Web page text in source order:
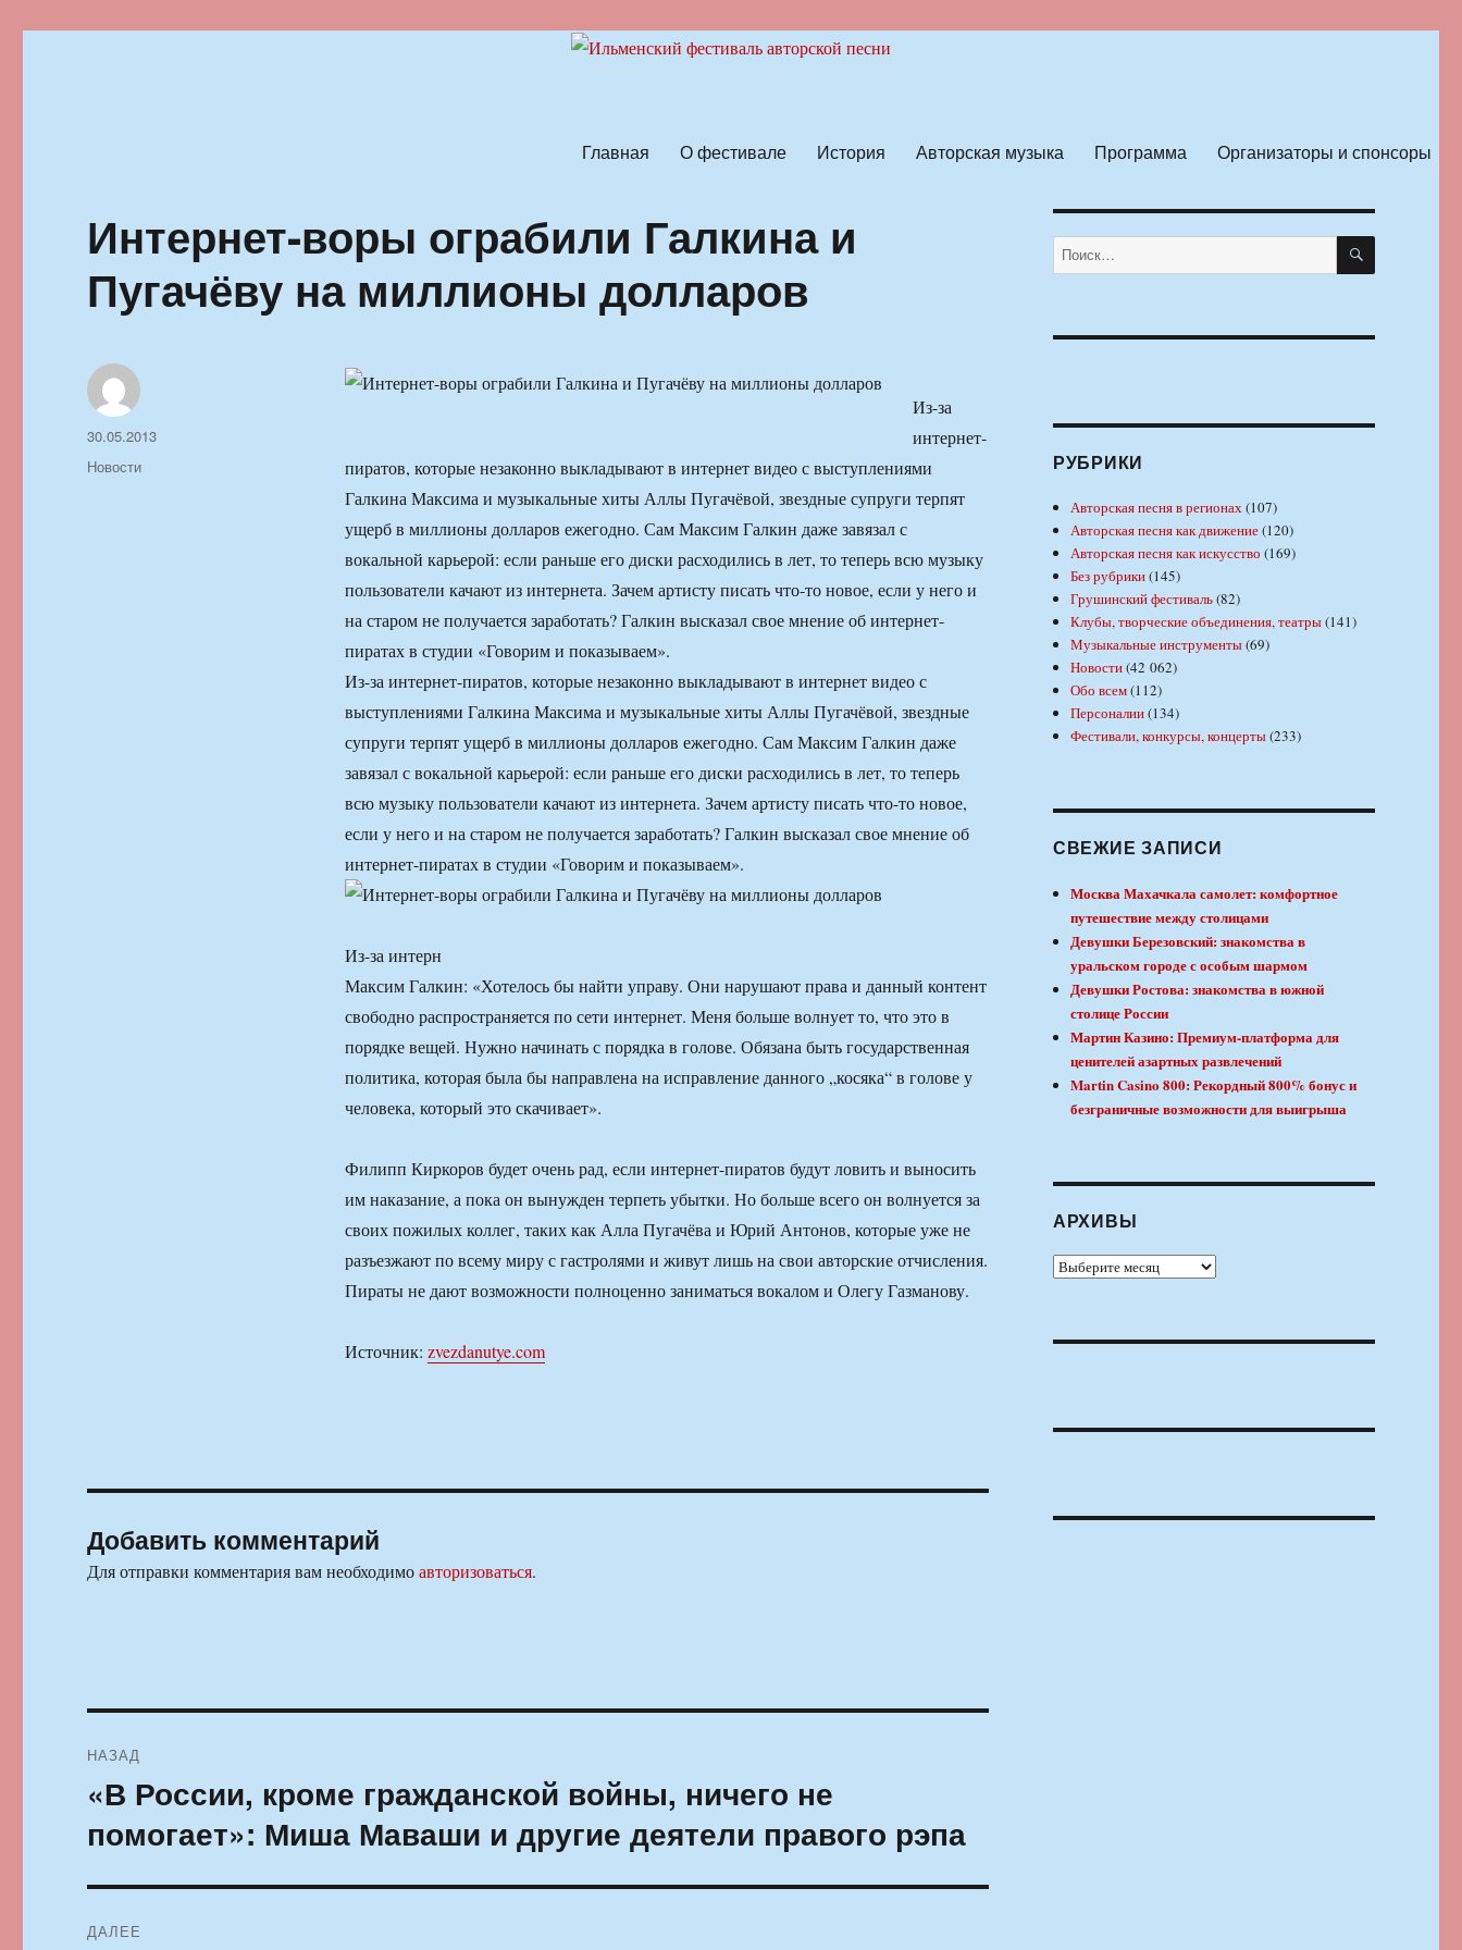
Главная О фестивале История Авторская музыка Программа Организаторы и спонсоры
Интернет-воры ограбили Галкина и
Пугачёву на миллионы долларов
Из-за
интернет-
пиратов, которые незаконно выкладывают в интернет видео с выступлениями
Галкина Максима и музыкальные хиты Аллы Пугачёвой, звездные супруги терпят
ущерб в миллионы долларов ежегодно. Сам Максим Галкин даже завязал с
вокальной карьерой: если раньше его диски расходились в лет, то теперь всю музыку
пользователи качают из интернета. Зачем артисту писать что-то новое, если у него и
на старом не получается заработать? Галкин высказал свое мнение об интернет-
пиратах в студии «Говорим и показываем».
Из-за интернет-пиратов, которые незаконно выкладывают в интернет видео с
выступлениями Галкина Максима и музыкальные хиты Аллы Пугачёвой, звездные
супруги терпят ущерб в миллионы долларов ежегодно. Сам Максим Галкин даже
завязал с вокальной карьерой: если раньше его диски расходились в лет, то теперь
всю музыку пользователи качают из интернета. Зачем артисту писать что-то новое,
если у него и на старом не получается заработать? Галкин высказал свое мнение об
интернет-пиратах в студии «Говорим и показываем».
Из-за интерн
Максим Галкин: «Хотелось бы найти управу. Они нарушают права и данный контент
свободно распространяется по сети интернет. Меня больше волнует то, что это в
порядке вещей. Нужно начинать с порядка в голове. Обязана быть государственная
политика, которая была бы направлена на исправление данного „косяка“ в голове у
человека, который это скачивает».
Филипп Киркоров будет очень рад, если интернет-пиратов будут ловить и выносить
им наказание, а пока он вынужден терпеть убытки. Но больше всего он волнуется за
своих пожилых коллег, таких как Алла Пугачёва и Юрий Антонов, которые уже не
разъезжают по всему миру с гастролями и живут лишь на свои авторские отчисления.
Пираты не дают возможности полноценно заниматься вокалом и Олегу Газманову.
Источник: zvezdanutye.com
Автор
Опубликовано
30.05.2013
Рубрики
Новости
Добавить комментарий
Для отправки комментария вам необходимоавторизоваться.
по
записям
НАЗАД
Предыдущая
«В России, кроме гражданской войны, ничего не
помогает»: Миша Маваши и другие деятели правого рэпа
ДАЛЕЕ
Искать: ПОИСК
РУБРИКИ
Авторская песня в регионах(107)
Авторская песня как движение(120)
Авторская песня как искусство (169)
Без рубрики(145)
Грушинский фестиваль(82)
Клубы, творческие объединения, театры(141)
Музыкальные инструменты(69)
Новости(42 062)
Обо всем(112)
Персоналии(134)
Фестивали, конкурсы, концерты(233)
СВЕЖИЕ ЗАПИСИ
Москва Махачкала самолет: комфортное
путешествие между столицами
Девушки Березовский: знакомства в
уральском городе с особым шармом
Девушки Ростова: знакомства в южной
столице России
Мартин Казино: Премиум-платформа для
ценителей азартных развлечений
Martin Casino 800: Рекордный 800% бонус и
безграничные возможности для выигрыша
АРХИВЫ
Архивы